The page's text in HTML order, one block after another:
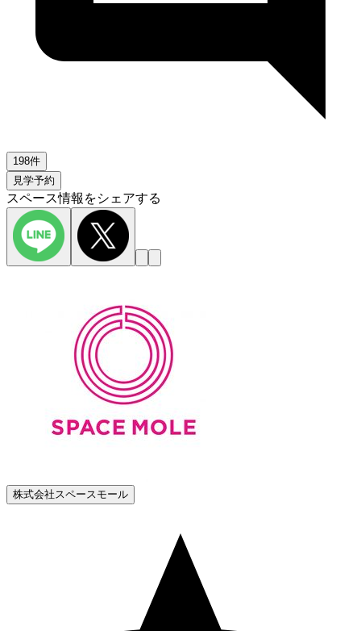
198件
見学予約
スペース情報をシェアする
株式会社スペースモール